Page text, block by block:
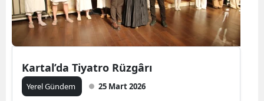
Kartal’da Tiyatro Rüzgârı
Yerel Gündem 25 Mart 2026